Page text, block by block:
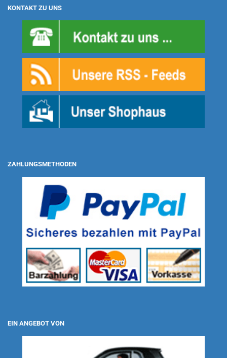
KONTAKT ZU UNS
ZAHLUNGSMETHODEN
EIN ANGEBOT VON